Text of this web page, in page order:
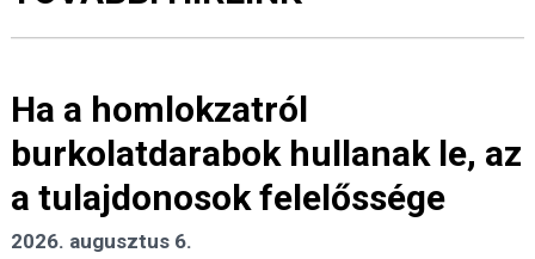
Ha a homlokzatról
burkolatdarabok hullanak le, az
a tulajdonosok felelőssége
2026. augusztus 6.